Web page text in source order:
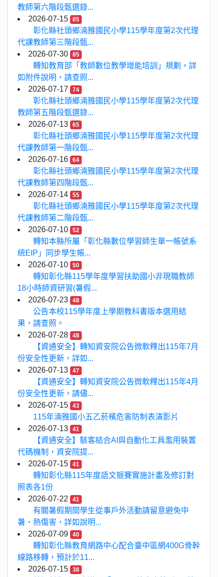
教師第六階段甄選錄...
2026-07-15
85
彰化縣社頭鄉湳雅國民小學115學年度第2次代理
代課教師第三階段甄...
2026-07-30
85
轉知教育部「教師數位教學增能培訓」規劃，詳
如附件說明，請查照...
2026-07-17
74
彰化縣社頭鄉湳雅國民小學115學年度第2次代理
教師第五階段甄選錄...
2026-07-13
65
彰化縣社頭鄉湳雅國民小學115學年度第2次代理
代課教師第一階段甄...
2026-07-16
64
彰化縣社頭鄉湳雅國民小學115學年度第2次代理
代課教師第四階段甄...
2026-07-14
55
彰化縣社頭鄉湳雅國民小學115學年度第2次代理
代課教師第二階段甄...
2026-07-10
52
轉知本縣所屬「彰化縣數位學習師生單一帳號系
統EIP」同步學生帳...
2026-07-10
50
轉知彰化縣115學年度學習扶助國小非現職教師
18小時師資研習(暑假...
2026-07-23
48
公告本校115學年度上學期教科書版本選用結
果，請查照。
2026-07-28
48
【資通安全】轉知資安院公告微軟釋出115年7月
份安全性更新，詳如...
2026-07-13
47
【資通安全】轉知資安院公告微軟釋出115年4月
份安全性更新，請儘...
2026-07-15
43
115年湳雅國小五乙菸檳危害防制表演影片
2026-07-13
41
【資通安全】駭客結合AI與自動化工具濫用裝置
代碼機制，資安院提...
2026-07-15
41
轉知彰化縣115年度語文競賽實施計畫及修訂對
照表各1份
2026-07-22
41
有關暑假期間學生從事戶外活動請留意避免中
暑、熱傷害，詳如說明...
2026-07-09
40
轉知彰化縣教育網路中心配合臺中區網400G骨幹
線路移轉，預計於11...
2026-07-15
38